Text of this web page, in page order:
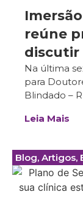
reúne
discutir
Na última
para
Blindado –
Leia Mais
Blog, Artigos,